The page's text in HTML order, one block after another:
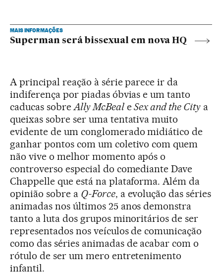
MAIS INFORMAÇÕES
Superman será bissexual em nova HQ
A principal reação à série parece ir da
indiferença por piadas óbvias e um tanto
caducas sobreAlly McBealeSex and the City a
queixas sobre ser uma tentativa muito
evidente de um conglomerado midiático de
ganhar pontos com um coletivo com quem
não vive o melhor momento após o
controverso especial do comediante Dave
Chappelle que está na plataforma. Além da
opinião sobre a Q-Force, a evolução das séries
animadas nos últimos 25 anos demonstra
tanto a luta dos grupos minoritários de ser
representados nos veículos de comunicação
como das séries animadas de acabar com o
rótulo de ser um mero entretenimento
infantil.